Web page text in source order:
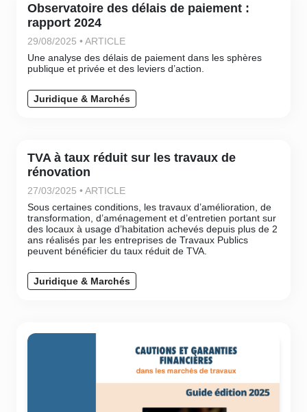
Observatoire des délais de paiement :
rapport 2024
29/08/2025 • ARTICLE
Une analyse des délais de paiement dans les sphères
publique et privée et des leviers d’action.
Juridique & Marchés
TVA à taux réduit sur les travaux de
rénovation
27/03/2025 • ARTICLE
Sous certaines conditions, les travaux d’amélioration, de
transformation, d’aménagement et d’entretien portant sur
des locaux à usage d’habitation achevés depuis plus de 2
ans réalisés par les entreprises de Travaux Publics
peuvent bénéficier du taux réduit de TVA.
Juridique & Marchés